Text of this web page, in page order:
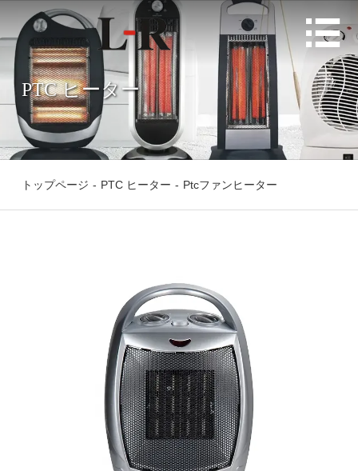

PTC ヒーター
トップページ - PTC ヒーター - Ptcファンヒーター